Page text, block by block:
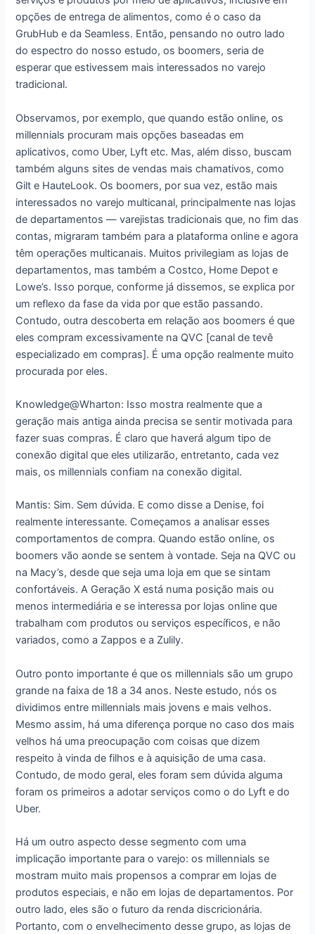
opções de entrega de alimentos, como é o caso da
GrubHub e da Seamless. Então, pensando no outro lado
do espectro do nosso estudo, os boomers, seria de
esperar que estivessem mais interessados no varejo
tradicional.
Observamos, por exemplo, que quando estão online, os
millennials procuram mais opções baseadas em
aplicativos, como Uber, Lyft etc. Mas, além disso, buscam
também alguns sites de vendas mais chamativos, como
Gilt e HauteLook. Os boomers, por sua vez, estão mais
interessados no varejo multicanal, principalmente nas lojas
de departamentos ― varejistas tradicionais que, no fim das
contas, migraram também para a plataforma online e agora
têm operações multicanais. Muitos privilegiam as lojas de
departamentos, mas também a Costco, Home Depot e
Lowe’s. Isso porque, conforme já dissemos, se explica por
um reflexo da fase da vida por que estão passando.
Contudo, outra descoberta em relação aos boomers é que
eles compram excessivamente na QVC [canal de tevê
especializado em compras]. É uma opção realmente muito
procurada por eles.
Knowledge@Wharton: Isso mostra realmente que a
geração mais antiga ainda precisa se sentir motivada para
fazer suas compras. É claro que haverá algum tipo de
conexão digital que eles utilizarão, entretanto, cada vez
mais, os millennials confiam na conexão digital.
Mantis: Sim. Sem dúvida. E como disse a Denise, foi
realmente interessante. Começamos a analisar esses
comportamentos de compra. Quando estão online, os
boomers vão aonde se sentem à vontade. Seja na QVC ou
na Macy’s, desde que seja uma loja em que se sintam
confortáveis. A Geração X está numa posição mais ou
menos intermediária e se interessa por lojas online que
trabalham com produtos ou serviços específicos, e não
variados, como a Zappos e a Zulily.
Outro ponto importante é que os millennials são um grupo
grande na faixa de 18 a 34 anos. Neste estudo, nós os
dividimos entre millennials mais jovens e mais velhos.
Mesmo assim, há uma diferença porque no caso dos mais
velhos há uma preocupação com coisas que dizem
respeito à vinda de filhos e à aquisição de uma casa.
Contudo, de modo geral, eles foram sem dúvida alguma
foram os primeiros a adotar serviços como o do Lyft e do
Uber.
Há um outro aspecto desse segmento com uma
implicação importante para o varejo: os millennials se
mostram muito mais propensos a comprar em lojas de
produtos especiais, e não em lojas de departamentos. Por
outro lado, eles são o futuro da renda discricionária.
Portanto, com o envelhecimento desse grupo, as lojas de